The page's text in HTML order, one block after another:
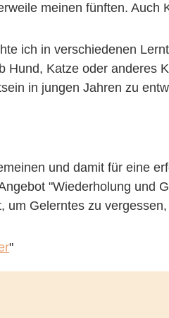
meinen fünften. Auch
ich in verschiedenen
Hund, Katze oder anderes
in jungen Jahren zu
und damit für eine
"Wiederholung und
Gelerntes zu
"